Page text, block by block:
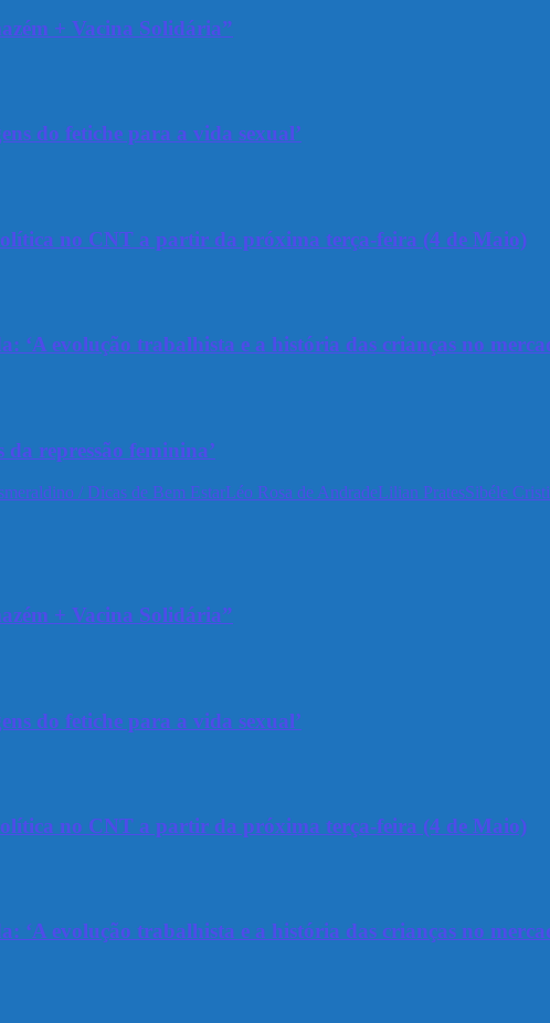
+ Vacina Solidária”
do fetiche para a vida sexual’
no CNT a partir da próxima terça-feira (4 de Maio)
‘A evolução trabalhista e a história das crianças no
repressão feminina’
/ Dicas de Bem EstarLéo Rosa de AndradeLilian PratesSibéle
+ Vacina Solidária”
do fetiche para a vida sexual’
no CNT a partir da próxima terça-feira (4 de Maio)
‘A evolução trabalhista e a história das crianças no